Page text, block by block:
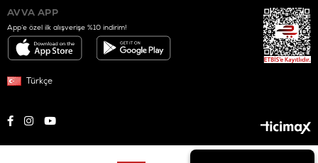
AVVA APP
App’e özel ilk alışverişe %10 indirim!
Türkçe